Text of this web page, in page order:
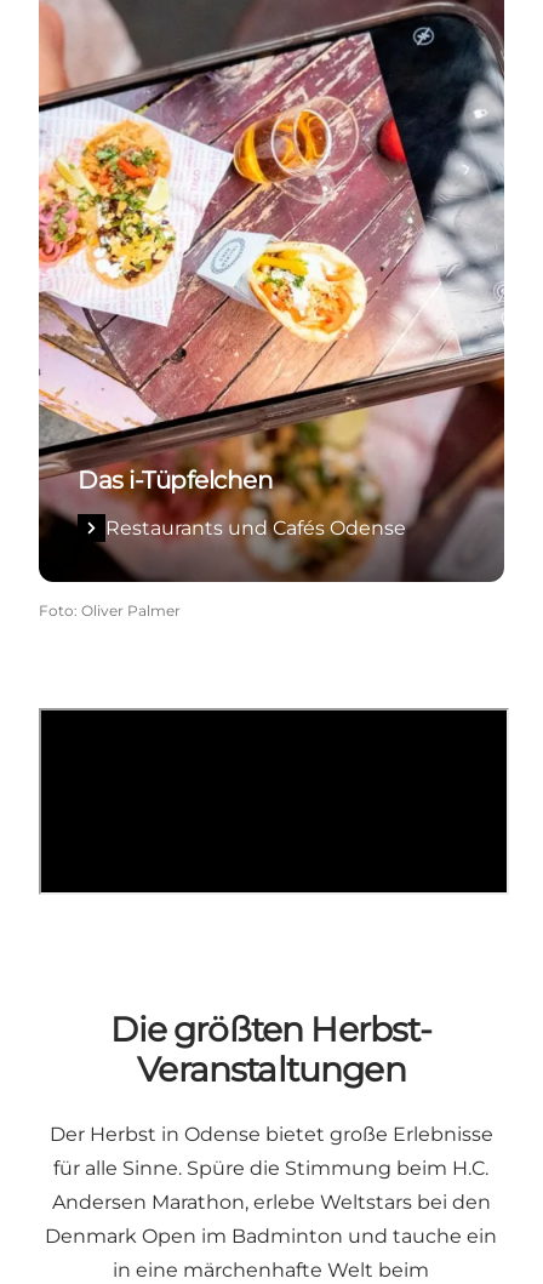
Das i-Tüpfelchen
Restaurants und Cafés Odense
Foto: Oliver Palmer
Die größten Herbst-
Veranstaltungen
Der Herbst in Odense bietet große Erlebnisse
für alle Sinne. Spüre die Stimmung beim H.C.
Andersen Marathon, erlebe Weltstars bei den
Denmark Open im Badminton und tauche ein
in eine märchenhafte Welt beim